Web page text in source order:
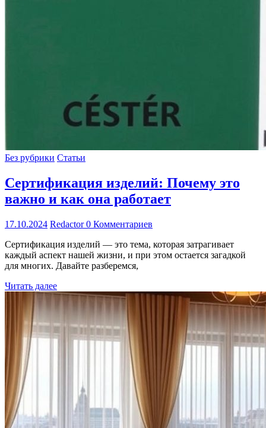
Без рубрики Статьи
Сертификация изделий: Почему это
важно и как она работает
17.10.2024 Redactor0 Комментариев
Сертификация изделий — это тема, которая затрагивает
каждый аспект нашей жизни, и при этом остается загадкой
для многих. Давайте разберемся,
Читать далее